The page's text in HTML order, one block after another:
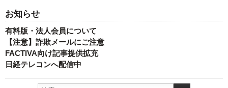
お知らせ
有料版・法人会員について
【注意】詐欺メールにご注意
FACTIVA向け記事提供拡充
日経テレコンへ配信中